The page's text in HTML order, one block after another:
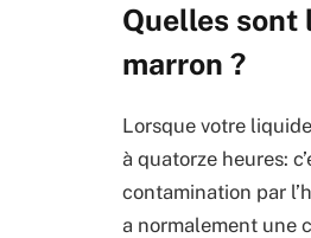
Quelles sont
marron ?
Lorsque votre
à quatorze heures:
contamination par
a normalement une